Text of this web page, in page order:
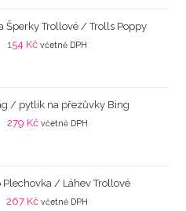
Šperky Trollové / Trolls Poppy
154 Kč včetně DPH
/ pytlík na přezůvky Bing
279 Kč včetně DPH
Plechovka / Láhev Trollové
267 Kč včetně DPH